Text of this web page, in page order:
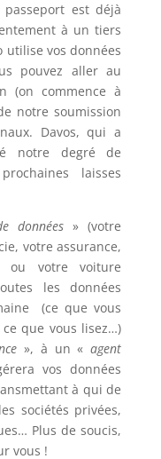
est déjà
à un tiers
utilise vos données
pouvez aller au
(on commence à
notre soumission
Davos, qui a
notre degré de
laisses
données » (votre
votre assurance,
ou votre voiture
les données
(ce que vous
que vous lisez…)
», à un «agent
vos données
à qui de
sociétés privées,
Plus de soucis,
vous !